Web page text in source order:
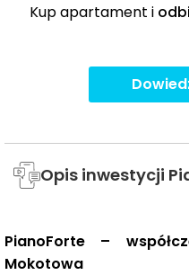
Kup apartament i
Opis inwestycji
PianoForte –
Mokotowa